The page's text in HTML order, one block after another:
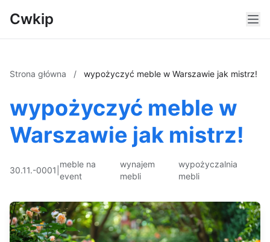
Cwkip
Strona główna / wypożyczyć meble w Warszawie jak mistrz!
wypożyczyć meble w
Warszawie jak mistrz!
30.11.-0001
meble na
event
wynajem
mebli
wypożyczalnia
mebli